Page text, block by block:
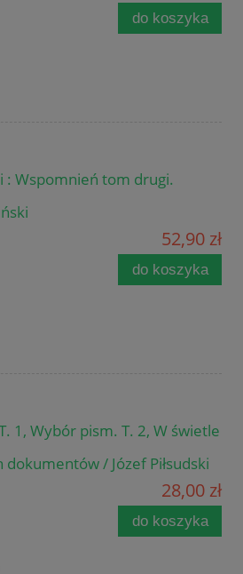
do koszyka
: Wspomnień tom drugi.
52,90 zł
do koszyka
1, Wybór pism. T. 2, W świetle
/ Józef Piłsudski
28,00 zł
do koszyka